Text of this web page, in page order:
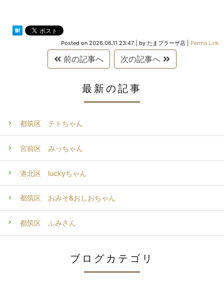
Posted on 2026.06.11 23:47 by たまプラーザ店 Perma Link
前の記事へ 次の記事へ
最新の記事
都筑区 テトちゃん
宮前区 みっちゃん
港北区 luckyちゃん
都筑区 おみそ&おしおちゃん
都筑区 ふみさん
ブログカテゴリ